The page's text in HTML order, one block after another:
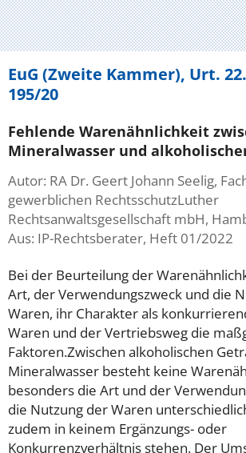
EuG (Zweite Kammer), Urt.
195/20
Fehlende Warenähnlichkeit
Mineralwasser und
Autor: RA Dr. Geert Johann Seelig,
gewerblichen RechtsschutzLuther
Rechtsanwaltsgesellschaft mbH,
Aus: IP-Rechtsberater, Heft 01/2022
Bei der Beurteilung der
Art, der Verwendungszweck und die
Waren, ihr Charakter als
Waren und der Vertriebsweg die
Faktoren.Zwischen alkoholischen
Mineralwasser besteht keine
besonders die Art und der
die Nutzung der Waren
zudem in keinem Ergänzungs- oder
Konkurrenzverhältnis stehen. Der